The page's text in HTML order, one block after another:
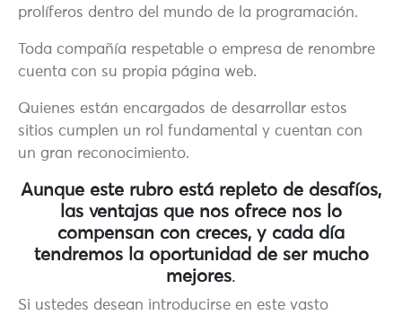
prolíferos dentro del mundo de la programación.
Toda compañía respetable o empresa de renombre
cuenta con su propia página web.
Quienes están encargados de desarrollar estos
sitios cumplen un rol fundamental y cuentan con
un gran reconocimiento.
Aunque este rubro está repleto de desafíos,
las ventajas que nos ofrece nos lo
compensan con creces, y cada día
tendremos la oportunidad de ser mucho
mejores.
Si ustedes desean introducirse en este vasto